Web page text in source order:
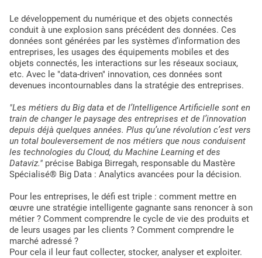
Le développement du numérique et des objets connectés
conduit à une explosion sans précédent des données. Ces
données sont générées par les systèmes d’information des
entreprises, les usages des équipements mobiles et des
objets connectés, les interactions sur les réseaux sociaux,
etc. Avec le "data-driven" innovation, ces données sont
devenues incontournables dans la stratégie des entreprises.
"Les métiers du Big data et de l’Intelligence Artificielle sont en
train de changer le paysage des entreprises et de l’innovation
depuis déjà quelques années. Plus qu’une révolution c’est vers
un total bouleversement de nos métiers que nous conduisent
les technologies du Cloud, du Machine Learning et des
Dataviz." précise Babiga Birregah, responsable du Mastère
Spécialisé® Big Data : Analytics avancées pour la décision.
Pour les entreprises, le défi est triple : comment mettre en
œuvre une stratégie intelligente gagnante sans renoncer à son
métier ? Comment comprendre le cycle de vie des produits et
de leurs usages par les clients ? Comment comprendre le
marché adressé ?
Pour cela il leur faut collecter, stocker, analyser et exploiter.